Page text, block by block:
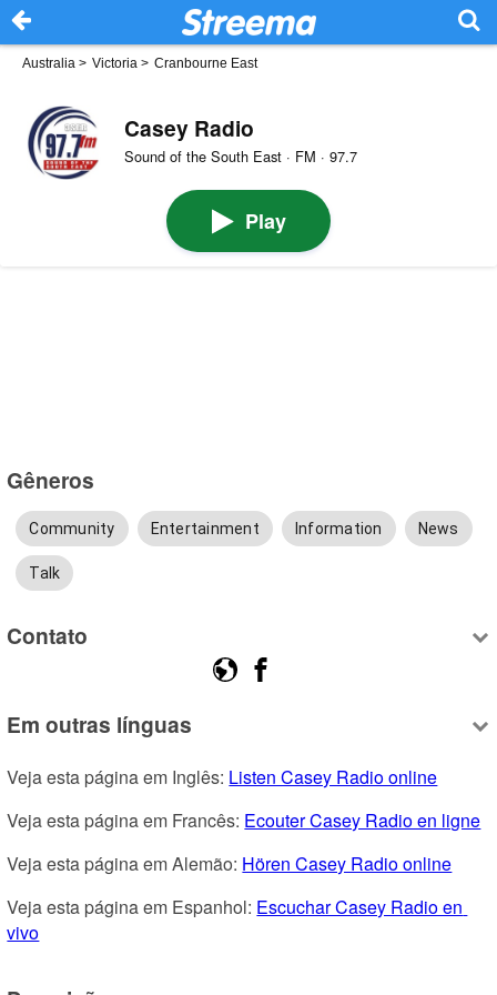
Australia > Victoria > Cranbourne East
Casey Radio
Sound of the South East · FM · 97.7
Play
Gêneros
Community Entertainment Information News
Talk
Contato
Em outras línguas
Veja esta página em Inglês: Listen Casey Radio online
Veja esta página em Francês: Ecouter Casey Radio en ligne
Veja esta página em Alemão: Hören Casey Radio online
Veja esta página em Espanhol: Escuchar Casey Radio en
vivo